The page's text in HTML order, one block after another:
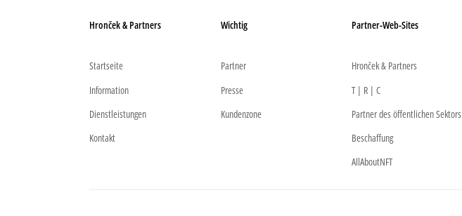
Hronček & Partners
Startseite
Information
Dienstleistungen
Kontakt
Wichtig
Partner
Presse
Kundenzone
Partner-Web-Sites
Hronček & Partners
T | R | C
Partner des öffentlichen Sektors
Beschaffung
AllAboutNFT